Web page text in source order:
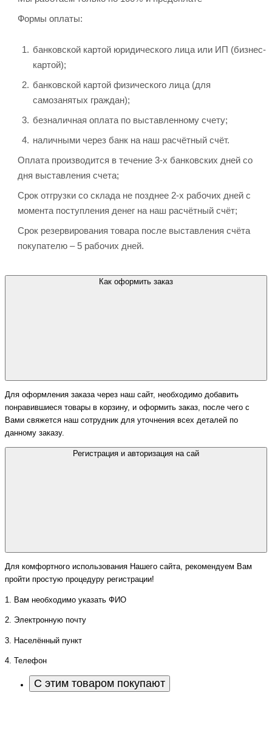
Формы оплаты:
банковской картой юридического лица или ИП (бизнес-
картой);
банковской картой физического лица (для
самозанятых граждан);
безналичная оплата по выставленному счету;
наличными через банк на наш расчётный счёт.
Оплата производится в течение 3-х банковских дней со
дня выставления счета;
Срок отгрузки со склада не позднее 2-х рабочих дней с
момента поступления денег на наш расчётный счёт;
Срок резервирования товара после выставления счёта
покупателю – 5 рабочих дней.
Как оформить заказ
Для оформления заказа через наш сайт, необходимо добавить
понравившиеся товары в корзину, и оформить заказ, после чего с
Вами свяжется наш сотрудник для уточнения всех деталей по
данному заказу.
Регистрация и авторизация на сай
Для комфортного использования Нашего сайта, рекомендуем Вам
пройти простую процедуру регистрации!
1. Вам необходимо указать ФИО
2. Электронную почту
3. Населённый пункт
4. Телефон
С этим товаром покупают